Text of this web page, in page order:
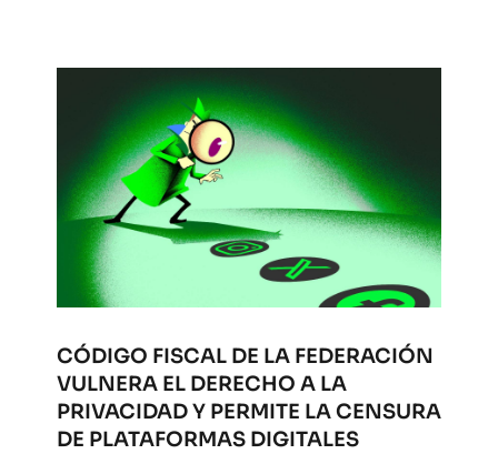
CÓDIGO FISCAL DE LA FEDERACIÓN
VULNERA EL DERECHO A LA
PRIVACIDAD Y PERMITE LA CENSURA
DE PLATAFORMAS DIGITALES